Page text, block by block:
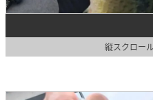
縦スクロー